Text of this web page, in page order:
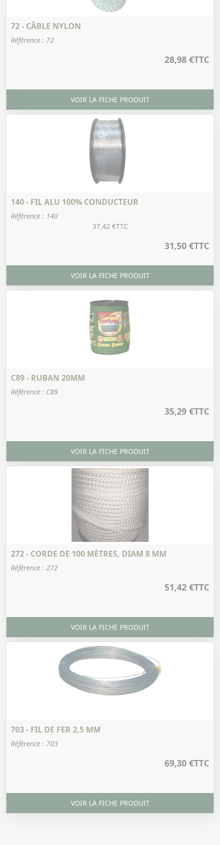
72 - CÂBLE NYLON
Référence : 72
28,98 €TTC
VOIR LA FICHE PRODUIT
140 - FIL ALU 100% CONDUCTEUR
Référence : 140
37,42 €TTC
31,50 €TTC
VOIR LA FICHE PRODUIT
C89 - RUBAN 20MM
Référence : C89
35,29 €TTC
VOIR LA FICHE PRODUIT
272 - CORDE DE 100 MÈTRES, DIAM 8 MM
Référence : 272
51,42 €TTC
VOIR LA FICHE PRODUIT
703 - FIL DE FER 2,5 MM
Référence : 703
69,30 €TTC
VOIR LA FICHE PRODUIT